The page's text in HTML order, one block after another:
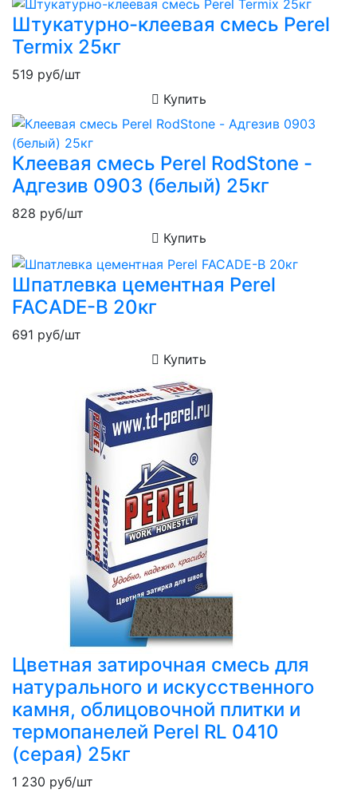
Штукатурно-клеевая смесь Perel
Termix 25кг
519 руб/шт
Купить
Клеевая смесь Perel RodStone -
Адгезив 0903 (белый) 25кг
828 руб/шт
Купить
Шпатлевка цементная Perel
FACADE-B 20кг
691 руб/шт
Купить
Цветная затирочная смесь для
натурального и искусственного
камня, облицовочной плитки и
термопанелей Perel RL 0410
(серая) 25кг
1 230 руб/шт